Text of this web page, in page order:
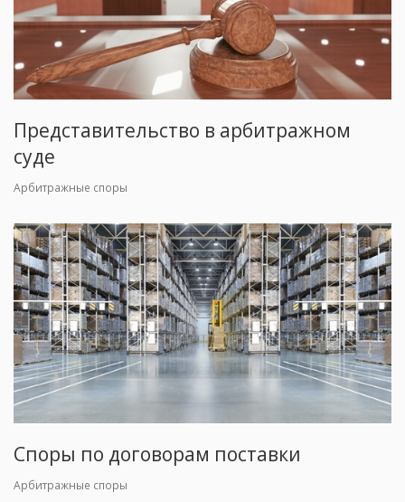
Представительство в арбитражном
суде
Арбитражные споры
Споры по договорам поставки
Арбитражные споры